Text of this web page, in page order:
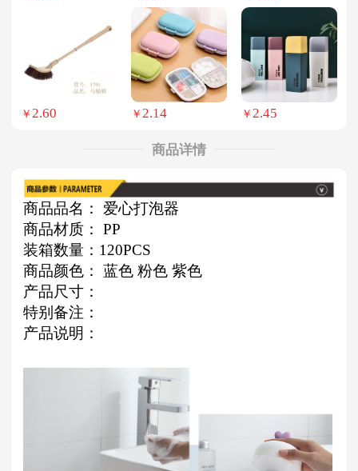
￥2.60 ￥2.14 ￥2.45
商品详情
商品品名： 爱心打泡器
商品材质： PP
装箱数量：120PCS
商品颜色： 蓝色 粉色 紫色
产品尺寸：
特别备注：
产品说明：